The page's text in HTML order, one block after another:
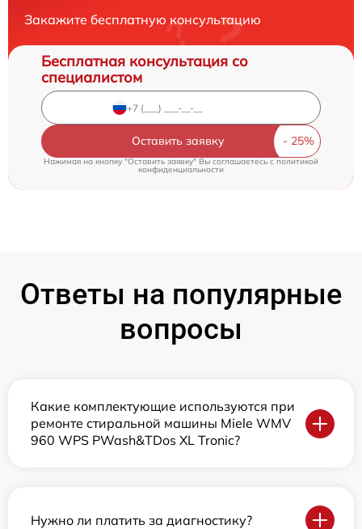
Закажите бесплатную консультацию
Бесплатная консультация со
специалистом
Оставить заявку
Нажимая на кнопку "Оставить заявку" Вы соглашаетесь cполитикой
конфиденциальности
Ответы на популярные
вопросы
Какие комплектующие используются при
ремонте стиральной машины Miele WMV
960 WPS PWash&TDos XL Tronic?
Нужно ли платить за диагностику?